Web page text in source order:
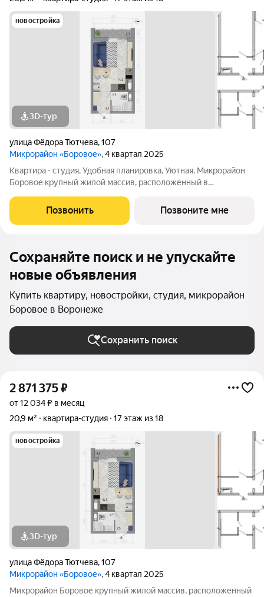
новостройка
3D-тур
улица Фёдора Тютчева,107
Микрорайон «Боровое», 4 квартал 2025
Квартира - студия, Удобная планировка, Уютная. Микрорайон
Боровое крупный жилой массив, расположенный в
города Воронежа. Жилой комплекс располагает собственной
инфраструктурой и сервисами и
Позвонить Позвоните мне
Сохраняйте поиск и не упускайте
новые объявления
Купить квартиру, новостройки, студия, микрорайон
Боровое в Воронеже
Сохранить поиск
2 871 375₽
от 12 034 ₽ в месяц
20,9 м²
квартира-студия 17 этаж из 18
новостройка
3D-тур
улица Фёдора Тютчева,107
Микрорайон «Боровое», 4 квартал 2025
Микрорайон Боровое крупный жилой массив, расположенный